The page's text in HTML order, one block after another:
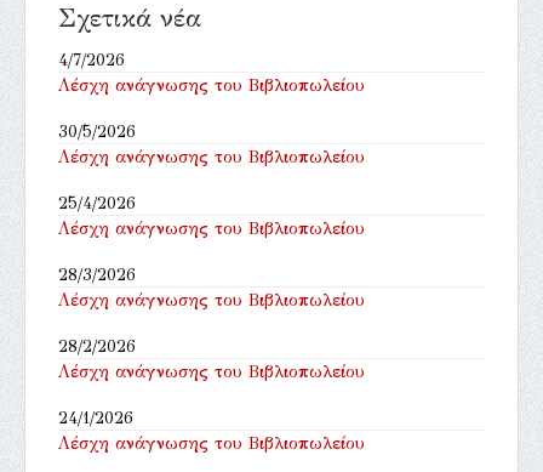
Σχετικά νέα
4/7/2026
Λέσχη ανάγνωσης του Βιβλιοπωλείου
30/5/2026
Λέσχη ανάγνωσης του Βιβλιοπωλείου
25/4/2026
Λέσχη ανάγνωσης του Βιβλιοπωλείου
28/3/2026
Λέσχη ανάγνωσης του Βιβλιοπωλείου
28/2/2026
Λέσχη ανάγνωσης του Βιβλιοπωλείου
24/1/2026
Λέσχη ανάγνωσης του Βιβλιοπωλείου